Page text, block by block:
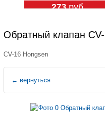
273руб.
Обратный клапан
CV-16 Hongsen
← вернуться